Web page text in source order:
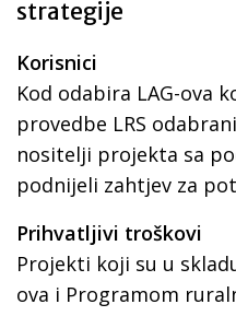
strategije
Korisnici
Kod odabira LAG-ova
provedbe LRS
nositelji projekta sa
podnijeli zahtjev za
Prihvatljivi troškovi
Projekti koji su u
ova i Programom